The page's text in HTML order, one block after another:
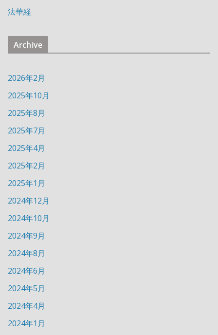
法華経
Archive
2026年2月
2025年10月
2025年8月
2025年7月
2025年4月
2025年2月
2025年1月
2024年12月
2024年10月
2024年9月
2024年8月
2024年6月
2024年5月
2024年4月
2024年1月